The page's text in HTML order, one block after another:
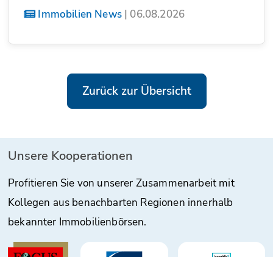
Immobilien News| 06.08.2026
Zurück zur Übersicht
Unsere Kooperationen
Profitieren Sie von unserer Zusammenarbeit mit
Kollegen aus benachbarten Regionen innerhalb
bekannter Immobilienbörsen.